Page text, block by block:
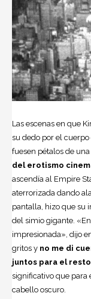
Las escenas en que
su dedo por el
fuesen pétalos de
del erotismo
ascendía al Empire
aterrorizada dando
pantalla, hizo que su
del simio gigante.
impresionada», dijo
gritos y no me di
juntos para el
significativo que para
cabello oscuro.